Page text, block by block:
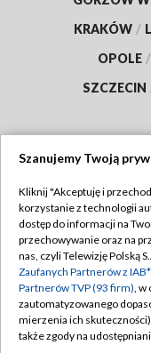
KRAKÓW /
OPOLE /
SZCZECIN
Abonament TVP
Emisja w TVP
Centrum informacji
Naziemna
Szanujemy Twoją
Kliknij "Akceptuję i
korzystanie z technologii
dostęp do informacji na
przechowywanie oraz na
nas, czyli Telewizję Polską
Zaufanych Partnerów z
Partnerów TVP (93 firm), w
zautomatyzowanego
mierzenia ich
także zgody na